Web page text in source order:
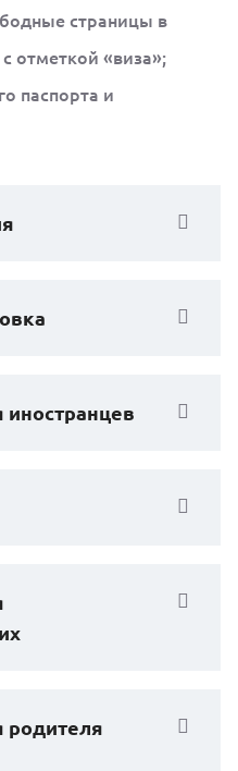
страницы в
отметкой «виза»;
паспорта и
родителя